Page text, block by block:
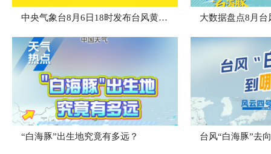
中央气象台8月6日18时发布台风黄色预警 大数据盘点8月台
“白海豚”出生地究竟有多远？ 台风“白海豚”去